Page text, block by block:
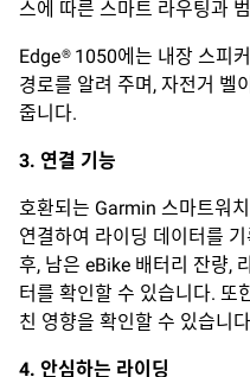
스에 따른 스마트 라우팅과
Edge® 1050에는 내장 스피
경로를 알려 주며, 자전거 벨
줍니다.
3. 연결 기능
호환되는 Garmin 스마트워
연결하여 라이딩 데이터를
후, 남은 eBike 배터리 잔량,
터를 확인할 수 있습니다. 또
친 영향을 확인할 수 있습니
4. 안심하는 라이딩